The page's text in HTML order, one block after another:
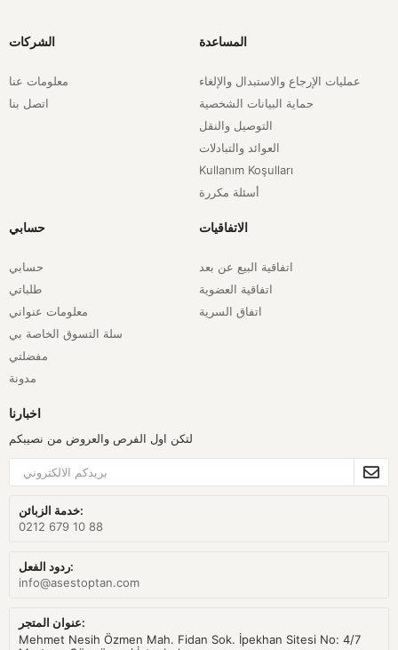
الشركات
معلومات عنا
اتصل بنا
المساعدة
عمليات الإرجاع والاستبدال والإلغاء
حماية البيانات الشخصية
التوصيل والنقل
العوائد والتبادلات
Kullanım Koşulları
أسئلة مكررة
حسابي
حسابي
طلباتي
معلومات عنواني
سلة التسوق الخاصة بي
مفضلتي
مدونة
الاتفاقيات
اتفاقية البيع عن بعد
اتفاقية العضوية
اتفاق السرية
اخبارنا
لتكن اول الفرص والعروض من نصيبكم
خدمة الزبائن:
0212 679 10 88
ردود الفعل:
info@asestoptan.com
عنوان المتجر:
Mehmet Nesih Özmen Mah. Fidan Sok. İpekhan Sitesi No: 4/7